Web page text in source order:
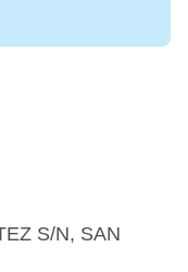
S/N, SAN